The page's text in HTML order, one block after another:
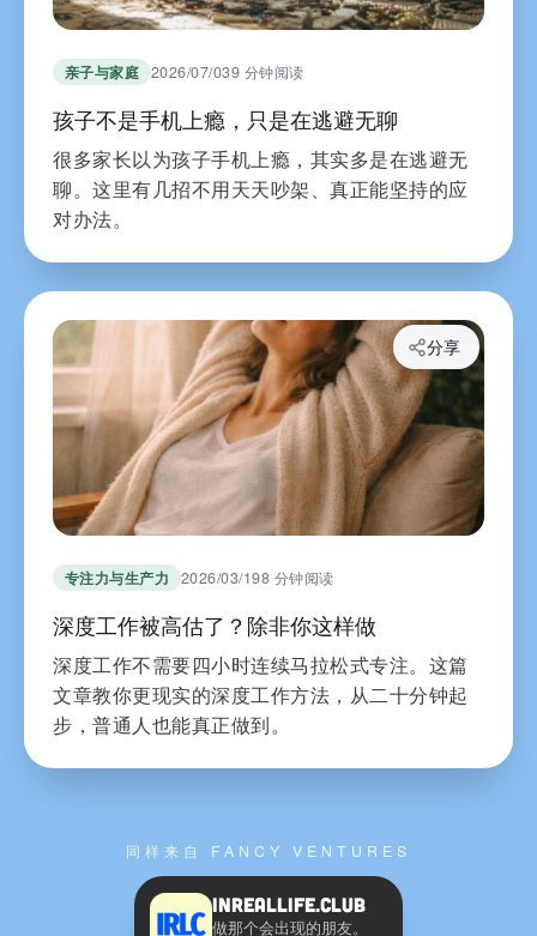
亲子与家庭 2026/07/039 分钟阅读
孩子不是手机上瘾，只是在逃避无聊
很多家长以为孩子手机上瘾，其实多是在逃避无
聊。这里有几招不用天天吵架、真正能坚持的应
对办法。
专注力与生产力 2026/03/198 分钟阅读
深度工作被高估了？除非你这样做
深度工作不需要四小时连续马拉松式专注。这篇
文章教你更现实的深度工作方法，从二十分钟起
步，普通人也能真正做到。
分享
同样来自 FANCY VENTURES
InRealLife.Club
做那个会出现的朋友。